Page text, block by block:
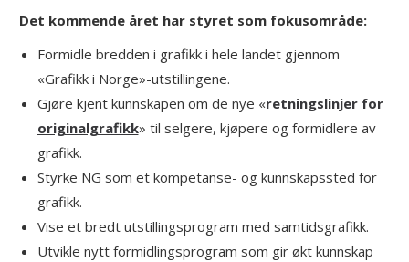
Det kommende året har styret som fokusområde:
Formidle bredden i grafikk i hele landet gjennom
«Grafikk i Norge»-utstillingene.
Gjøre kjent kunnskapen om de nye «retningslinjer for
originalgrafikk» til selgere, kjøpere og formidlere av
grafikk.
Styrke NG som et kompetanse- og kunnskapssted for
grafikk.
Vise et bredt utstillingsprogram med samtidsgrafikk.
Utvikle nytt formidlingsprogram som gir økt kunnskap